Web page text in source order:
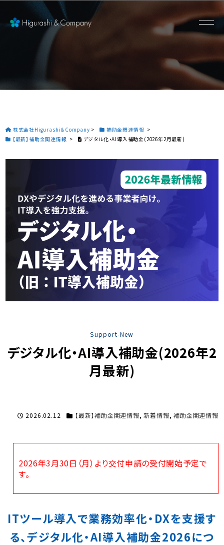
株式会社Higurashi＆Company > 補助金関連情報 >
【最新】補助金関連情報 > デジタル化・AI導入補助金(2026年2月最新)
Support-New
デジタル化・AI導入補助金(2026年2
月最新)
2026.02.12 【最新】補助金関連情報,新着情報,補助金関連情報
2026年3月30日（月）より交付申請の受付開始予定で
す。
ITツール導入で業務効率化・DXを支援す
る、デジタル化・AI導入補助金2026につ